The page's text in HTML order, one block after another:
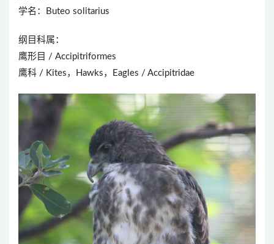
学名：Buteo solitarius
纲目科属：
鹰形目 / Accipitriformes
鹰科 / Kites，Hawks，Eagles / Accipitridae